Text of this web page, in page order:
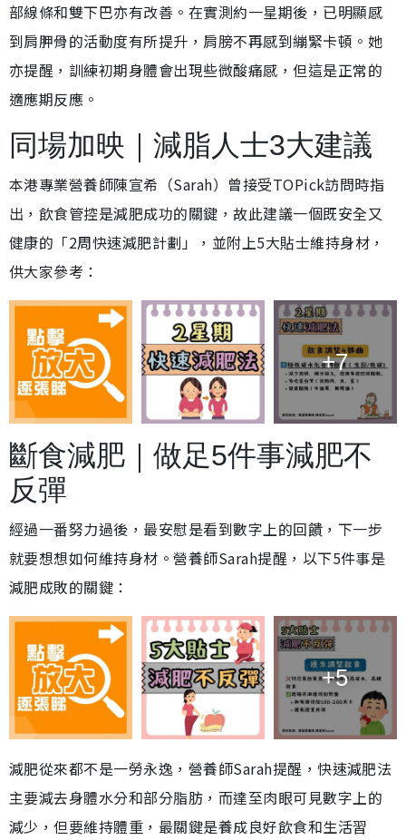
部線條和雙下巴亦有改善。在實測約一星期後，已明顯感
到肩胛骨的活動度有所提升，肩膀不再感到繃緊卡頓。她
亦提醒，訓練初期身體會出現些微酸痛感，但這是正常的
適應期反應。
同場加映｜減脂人士3大建議
本港專業營養師陳宣希（Sarah）曾接受TOPick訪問時指
出，飲食管控是減肥成功的關鍵，故此建議一個既安全又
健康的「2周快速減肥計劃」，並附上5大貼士維持身材，
供大家參考：
+7
斷食減肥｜做足5件事減肥不
反彈
經過一番努力過後，最安慰是看到數字上的回饋，下一步
就要想想如何維持身材。營養師Sarah提醒，以下5件事是
減肥成敗的關鍵：
+5
減肥從來都不是一勞永逸，營養師Sarah提醒，快速減肥法
主要減去身體水分和部分脂肪，而達至肉眼可見數字上的
減少，但要維持體重，最關鍵是養成良好飲食和生活習